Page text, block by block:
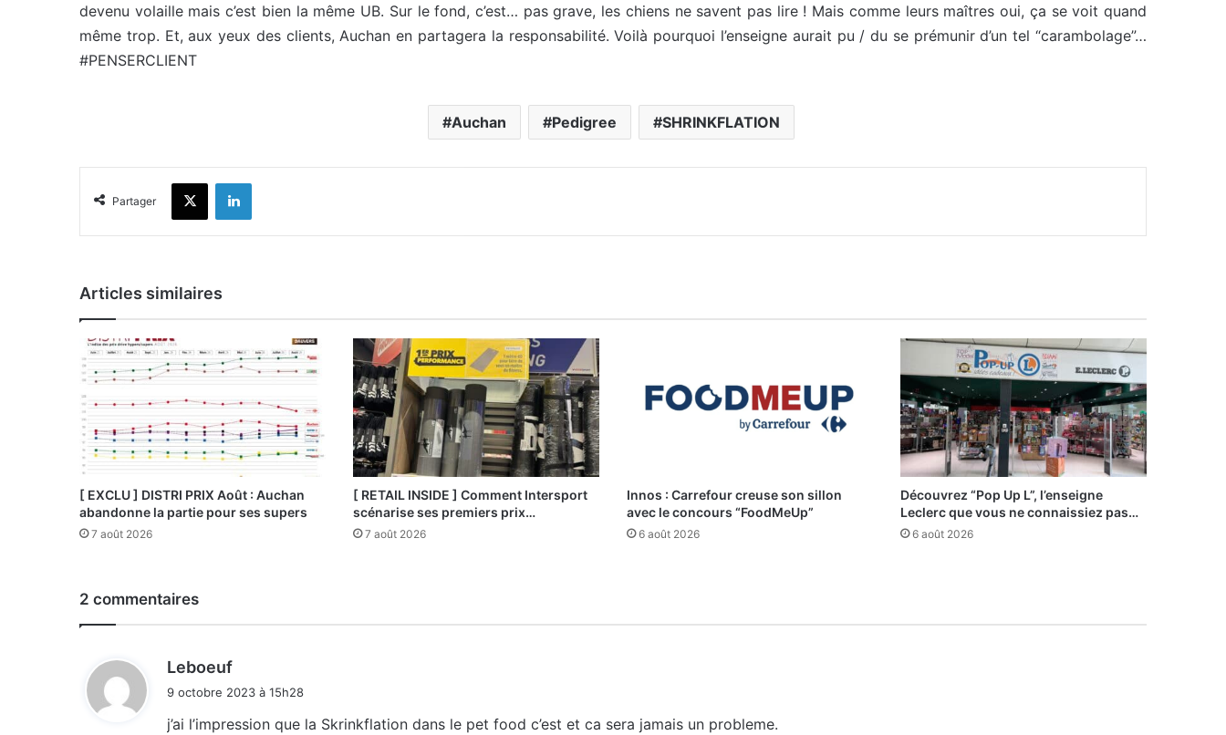
devenu volaille mais c’est bien la même UB. Sur le fond, c’est… pas grave, les chiens ne savent pas lire ! Mais comme leurs maîtres oui, ça se voit quand
même trop. Et, aux yeux des clients, Auchan en partagera la responsabilité. Voilà pourquoi l’enseigne aurait pu / du se prémunir d’un tel “carambolage”…
#PENSERCLIENT
Auchan Pedigree SHRINKFLATION
Partager
X Linkedin
Articles similaires
[ EXCLU ] DISTRI PRIX Août : Auchan
abandonne la partie pour ses supers
7 août 2026
[ RETAIL INSIDE ] Comment Intersport
scénarise ses premiers prix…
7 août 2026
Innos : Carrefour creuse son sillon
avec le concours “FoodMeUp”
6 août 2026
Découvrez “Pop Up L”, l’enseigne
Leclerc que vous ne connaissiez pas…
6 août 2026
2 commentaires
Leboeuf
9 octobre 2023 à 15h28
j’ai l’impression que la Skrinkflation dans le pet food c’est et ca sera jamais un probleme.